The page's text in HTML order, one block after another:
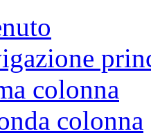
colonna
colonna